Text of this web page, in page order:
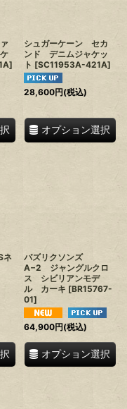
]
シュガーケーン セカ
ンド デニムジャケッ
ト [SC11953A-421A]
28,600円(税込)
オプション選択
ネ
バズリクソンズ
A−2 ジャングルクロ
ス シビリアンモデ
ル カーキ [BR15767-
01]
64,900円(税込)
オプション選択